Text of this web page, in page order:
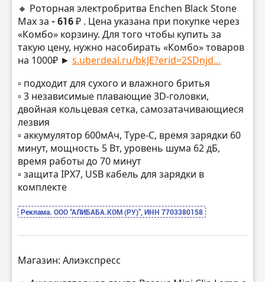
🔸 Роторная электробритва Enchen Black Stone
Max за - 616 ₽ . Цена указана при покупке через
«Комбо» корзину. Для того чтобы купить за
такую цену, нужно насобирать «Комбо» товаров
на 1000₽ ► s.uberdeal.ru/bkJE?erid=2SDnjd...
▫️ подходит для сухого и влажного бритья
▫️ 3 независимые плавающие 3D-головки,
двойная кольцевая сетка, самозатачивающиеся
лезвия
▫️ аккумулятор 600мАч, Type-C, время зарядки 60
минут, мощность 5 Вт, уровень шума 62 дБ,
время работы до 70 минут
▫️ защита IPX7, USB кабель для зарядки в
комплекте
Реклама. ООО “АЛИБАБА.КОМ (РУ)”, ИНН 7703380158
Магазин: Алиэкспресс